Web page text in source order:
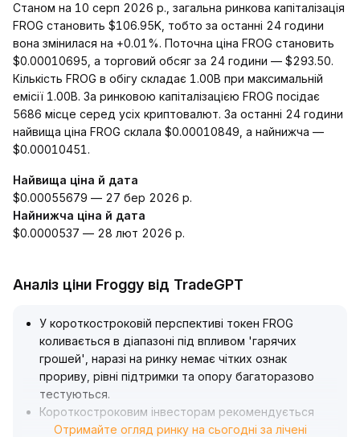
Станом на 10 серп 2026 р., загальна ринкова капіталізація
FROG становить $106.95K, тобто за останні 24 години
вона змінилася на +0.01%. Поточна ціна FROG становить
$0.00010695, а торговий обсяг за 24 години — $293.50.
Кількість FROG в обігу складає 1.00B при максимальній
емісії 1.00B. За ринковою капіталізацією FROG посідає
5686 місце серед усіх криптовалют. За останні 24 години
найвища ціна FROG склала $0.00010849, а найнижча —
$0.00010451.
Найвища ціна й дата
$0.00055679 — 27 бер 2026 р.
Найнижча ціна й дата
$0.0000537 — 28 лют 2026 р.
Аналіз ціни Froggy від TradeGPT
У короткостроковій перспективі токен FROG
коливається в діапазоні під впливом 'гарячих
грошей', наразі на ринку немає чітких ознак
прориву, рівні підтримки та опору багаторазово
тестуються.
Короткостроковим інвесторам рекомендується
стежити за змінами обсягів торгів на ключових
Отримайте огляд ринку на сьогодні за лічені